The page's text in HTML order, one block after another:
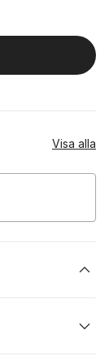
Visa alla